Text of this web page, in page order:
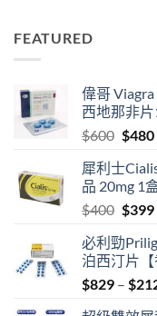
FEATURED
偉哥
西地那非
$600
was:
$600.
$480
犀利士
品 20mg 1
$400
was:
$400.
$399
必利勁
泊西汀片【
$829 – $